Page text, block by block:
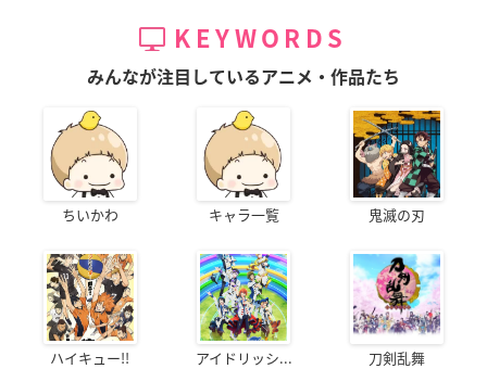
KEYWORDS
みんなが注目しているアニメ・作品たち
ちいかわ キャラ一覧 鬼滅の刃
ハイキュー!! アイドリッシ... 刀剣乱舞